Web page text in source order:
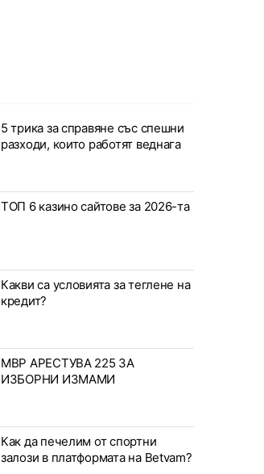
5 трика за справяне със спешни
разходи, които работят веднага
ТОП 6 казино сайтове за 2026-та
Какви са условията за теглене на
кредит?
МВР АРЕСТУВА 225 ЗА
ИЗБОРНИ ИЗМАМИ
Как да печелим от спортни
залози в платформата на Betvam?